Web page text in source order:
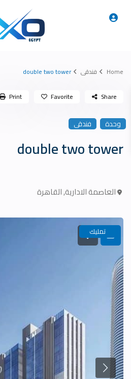
Home فندقى double two tower
وحدة فندقى
double two tower
العاصمة الادارية,القاهرة
Share
Favorite
Print
تمليك